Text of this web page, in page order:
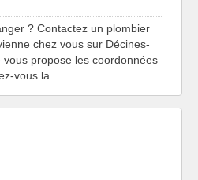
? Contactez un plombier
chez vous sur Décines-
propose les coordonnées
vous la…